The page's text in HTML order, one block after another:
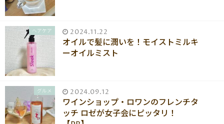
ヘアケア 2024.11.22
オイルで髪に潤いを！モイストミルキ
ーオイルミスト
グルメ 2024.09.12
ワインショップ・ロワンのフレンチタ
ッチ ロゼが女子会にピッタリ！